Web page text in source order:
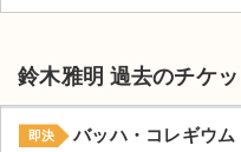
ご利用ガイド
ご利用ガイド
鈴木雅明 過去のチケッ
即決
バッハ・コレギウ